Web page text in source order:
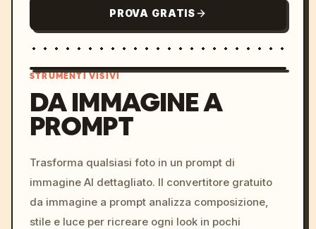
PROVA GRATIS
colors, 8k --v 6.0
STRUMENTI VISIVI
DA IMMAGINE A
PROMPT
Trasforma qualsiasi foto in un prompt di
immagine AI dettagliato. Il convertitore gratuito
da immagine a prompt analizza composizione,
stile e luce per ricreare ogni look in pochi